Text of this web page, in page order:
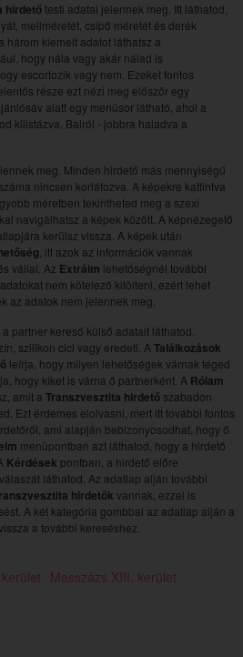
hirdetőtesti adatai jelennek meg. Itt láthatod,
mellméretét, csípő méretét és derék
három kiemelt adatot láthatsz a
hogy nála vagy akár nálad is
escortozik vagy nem. Ezeket fontos
része ezt nézi meg előszőr egy
alatt egy menüsor látható, ahol a
kilistázva. Balról - jobbra haladva a
meg. Minden hirdető más mennyiségű
nincsen korlátozva. A képekre kattintva
méretben tekintheted meg a szexi
navigálhatsz a képek között. A képnézegető
kerülsz vissza. A képek után
, itt azok az információk vannak
vállal. Az Extráim lehetőségnél további
nem kötelező kitölteni, ezért lehet
az adatok nem jelennek meg.
partner kereső külső adatait láthatod.
szilikon cici vagy eredeti. A Találkozások
leírja, hogy milyen lehetőségek várnak téged
hogy kiket is várna ő partnerként. A Rólam
amit a Transzvesztita hirdetőszabadon
Ezt érdemes elolvasni, mert itt további fontos
ami alapján bebizonyosodhat, hogy ő
menüpontban azt láthatod, hogy a hirdető
Kérdések pontban, a hirdető előre
láthatod. Az adatlap alján további
hirdetők vannak, ezzel is
A két kategória gombbal az adatlap alján a
a további kereséshez.
Masszázs XIII. kerület